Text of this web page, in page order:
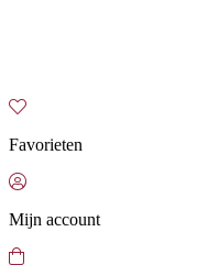
Favorieten
Mijn account